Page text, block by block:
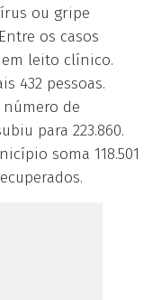
ou gripe
os casos
leito clínico.
432 pessoas.
de
para 223.860.
soma 118.501